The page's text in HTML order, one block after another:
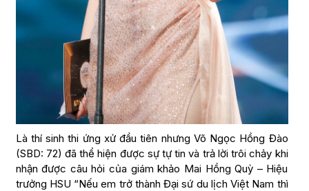
Là thí sinh thi ứng xử đầu tiên nhưng Võ Ngọc Hồng Đào
(SBD: 72) đã thể hiện được sự tự tin và trả lời trôi chảy khi
nhận được câu hỏi của giám khảo Mai Hồng Quỳ – Hiệu
trưởng HSU “Nếu em trở thành Đại sứ du lịch Việt Nam thì